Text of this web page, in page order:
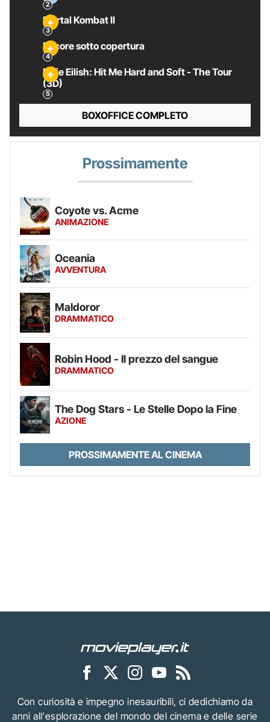
Mortal Kombat II
Pecore sotto copertura
Billie Eilish: Hit Me Hard and Soft - The Tour
(3D)
BOXOFFICE COMPLETO
Prossimamente
Coyote vs. Acme
ANIMAZIONE
Oceania
AVVENTURA
Maldoror
DRAMMATICO
Robin Hood - Il prezzo del sangue
DRAMMATICO
The Dog Stars - Le Stelle Dopo la Fine
AZIONE
PROSSIMAMENTE AL CINEMA
Con curiosità e impegno inesauribili, ci dedichiamo da
anni all'esplorazione del mondo del cinema e delle serie